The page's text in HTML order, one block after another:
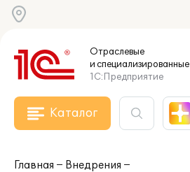
Отраслевые
и специализированные
1С:Предприятие
Каталог
Главная
Внедрения